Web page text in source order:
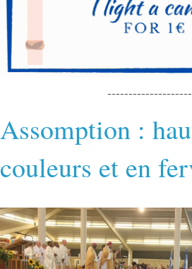
Assomption :
couleurs et en